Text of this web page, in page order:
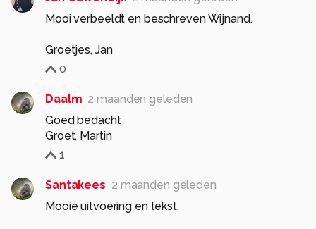
Mooi verbeeldt en beschreven Wijnand.
Groetjes, Jan
0
Daalm 2 maanden geleden
Goed bedacht
Groet, Martin
1
Santakees 2 maanden geleden
Mooie uitvoering en tekst.